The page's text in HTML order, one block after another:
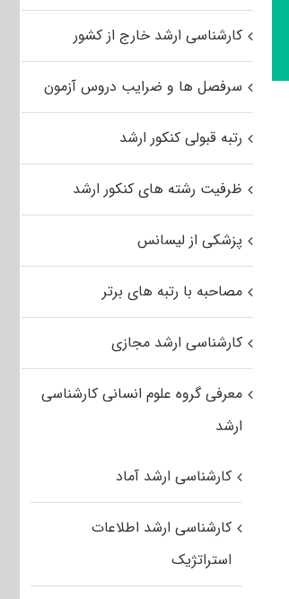
کارشناسی ارشد خارج از کشور
سرفصل ها و ضرایب دروس آزمون
رتبه قبولی کنکور ارشد
ظرفیت رشته های کنکور ارشد
پزشکی از لیسانس
مصاحبه با رتبه های برتر
کارشناسی ارشد مجازی
معرفی گروه علوم انسانی کارشناسی
ارشد
کارشناسی ارشد آماد
کارشناسی ارشد اطلاعات
استراتژیک